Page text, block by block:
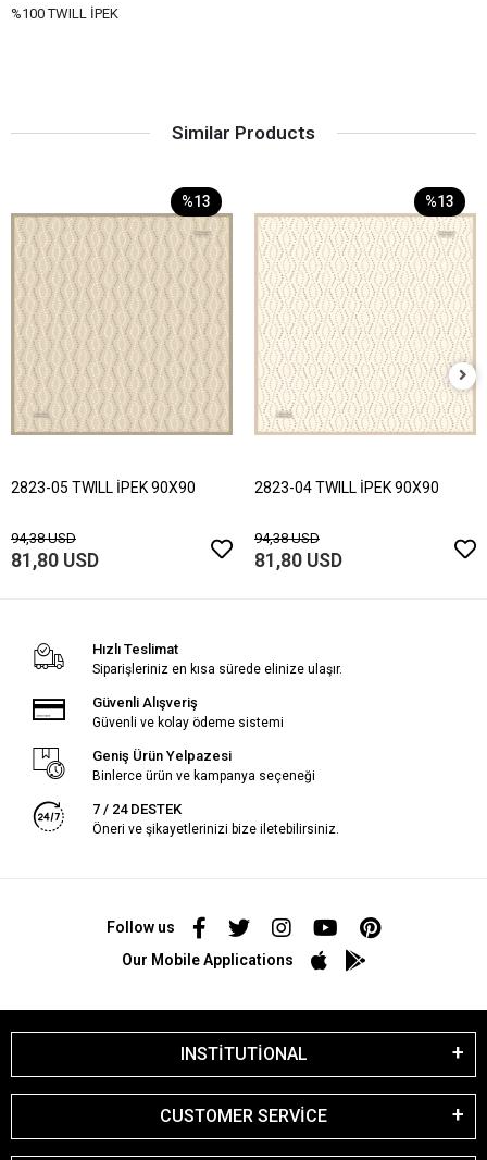
%100 TWILL İPEK
Similar Products
%13
2823-05 TWILL İPEK 90X90
94,38 USD
81,80 USD
%13
2823-04 TWILL İPEK 90X90
94,38 USD
81,80 USD
Hızlı Teslimat
Siparişleriniz en kısa sürede elinize ulaşır.
Güvenli Alışveriş
Güvenli ve kolay ödeme sistemi
Geniş Ürün Yelpazesi
Binlerce ürün ve kampanya seçeneği
7 / 24 DESTEK
Öneri ve şikayetlerinizi bize iletebilirsiniz.
Follow us
Our Mobile Applications
INSTİTUTİONAL
CUSTOMER SERVİCE